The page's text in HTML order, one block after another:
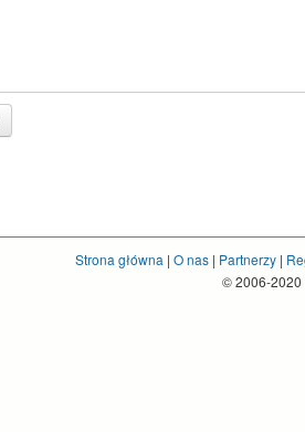
Strona główna | O nas| Partnerzy|
© 2006-2020